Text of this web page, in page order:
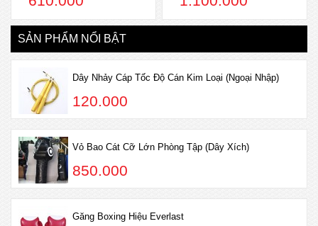
SẢN PHẨM NỔI BẬT
Dây Nhảy Cáp Tốc Độ Cán Kim Loại (Ngoại Nhập)
120.000
Vỏ Bao Cát Cỡ Lớn Phòng Tập (Dây Xích)
850.000
Găng Boxing Hiệu Everlast